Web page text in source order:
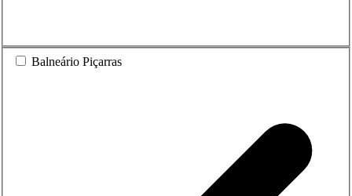
Balneário Piçarras